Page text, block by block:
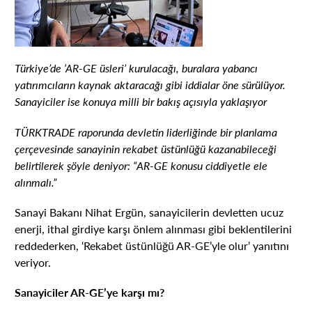
Türkiye’de ‘AR-GE üsleri’ kurulacağı, buralara yabancı
yatırımcıların kaynak aktaracağı gibi iddialar öne sürülüyor.
Sanayiciler ise konuya milli bir bakış açısıyla yaklaşıyor
TÜRKTRADE raporunda devletin liderliğinde bir planlama
çerçevesinde sanayinin rekabet üstünlüğü kazanabileceği
belirtilerek şöyle deniyor: “AR-GE konusu ciddiyetle ele
alınmalı.”
Sanayi Bakanı Nihat Ergün, sanayicilerin devletten ucuz
enerji, ithal girdiye karşı önlem alınması gibi beklentilerini
reddederken, ‘Rekabet üstünlüğü AR-GE’yle olur’ yanıtını
veriyor.
Sanayiciler AR-GE’ye karşı mı?